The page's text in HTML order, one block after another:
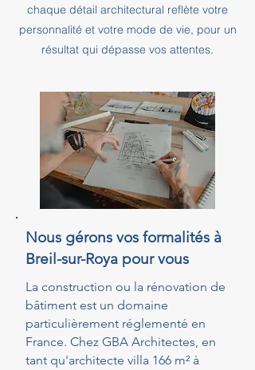
chaque détail architectural reflète votre
personnalité et votre mode de vie, pour un
résultat qui dépasse vos attentes.
Nous gérons vos formalités à
Breil-sur-Roya pour vous
La construction ou la rénovation de
bâtiment est un domaine
particulièrement réglementé en
France. Chez GBA Architectes, en
tant qu'architecte villa 166 m² à